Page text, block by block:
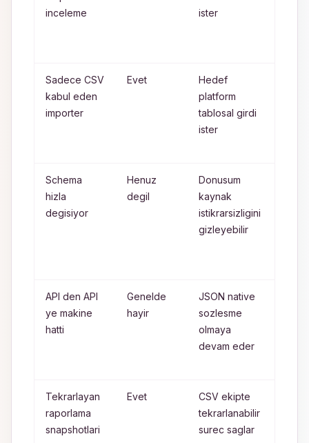
inceleme
ister
Sadece CSV
kabul eden
importer
Evet
Hedef
platform
tablosal girdi
ister
Schema
hizla
degisiyor
Henuz
degil
Donusum
kaynak
istikrarsizligini
gizleyebilir
API den API
ye makine
hatti
Genelde
hayir
JSON native
sozlesme
olmaya
devam eder
Tekrarlayan
raporlama
snapshotlari
Evet
CSV ekipte
tekrarlanabilir
surec saglar